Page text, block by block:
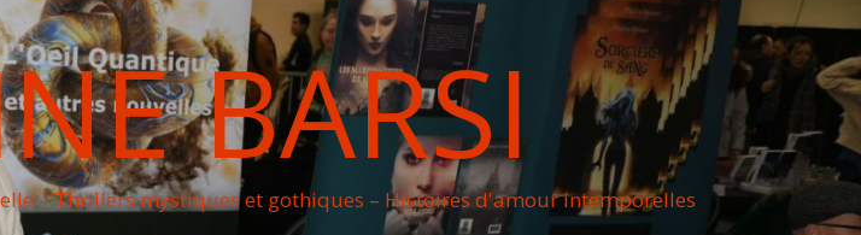
BARSI
– Thrillers mystiques et gothiques – Histoires d'amour intemporelles